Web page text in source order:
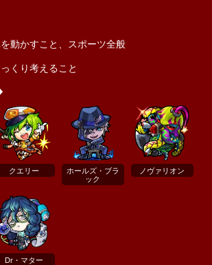
動かすこと、スポーツ全般
っくり考えること
クエリー
ホールズ・ブラ
ック
ノヴァリオン
Dr・マター